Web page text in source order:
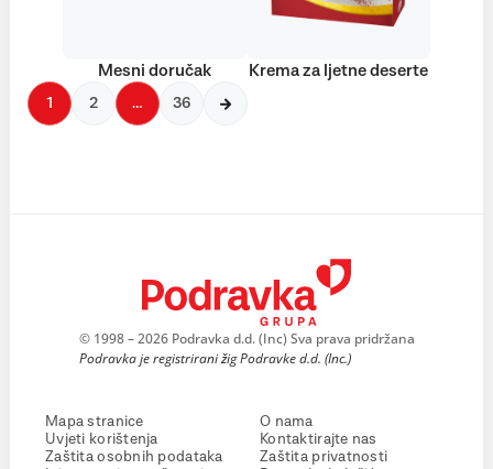
Mesni doručak Krema za ljetne deserte
1 2 … 36
© 1998 – 2026 Podravka d.d. (Inc) Sva prava pridržana
Podravka je registrirani žig Podravke d.d. (Inc.)
Mapa stranice
Uvjeti korištenja
Zaštita osobnih podataka
O nama
Kontaktirajte nas
Zaštita privatnosti